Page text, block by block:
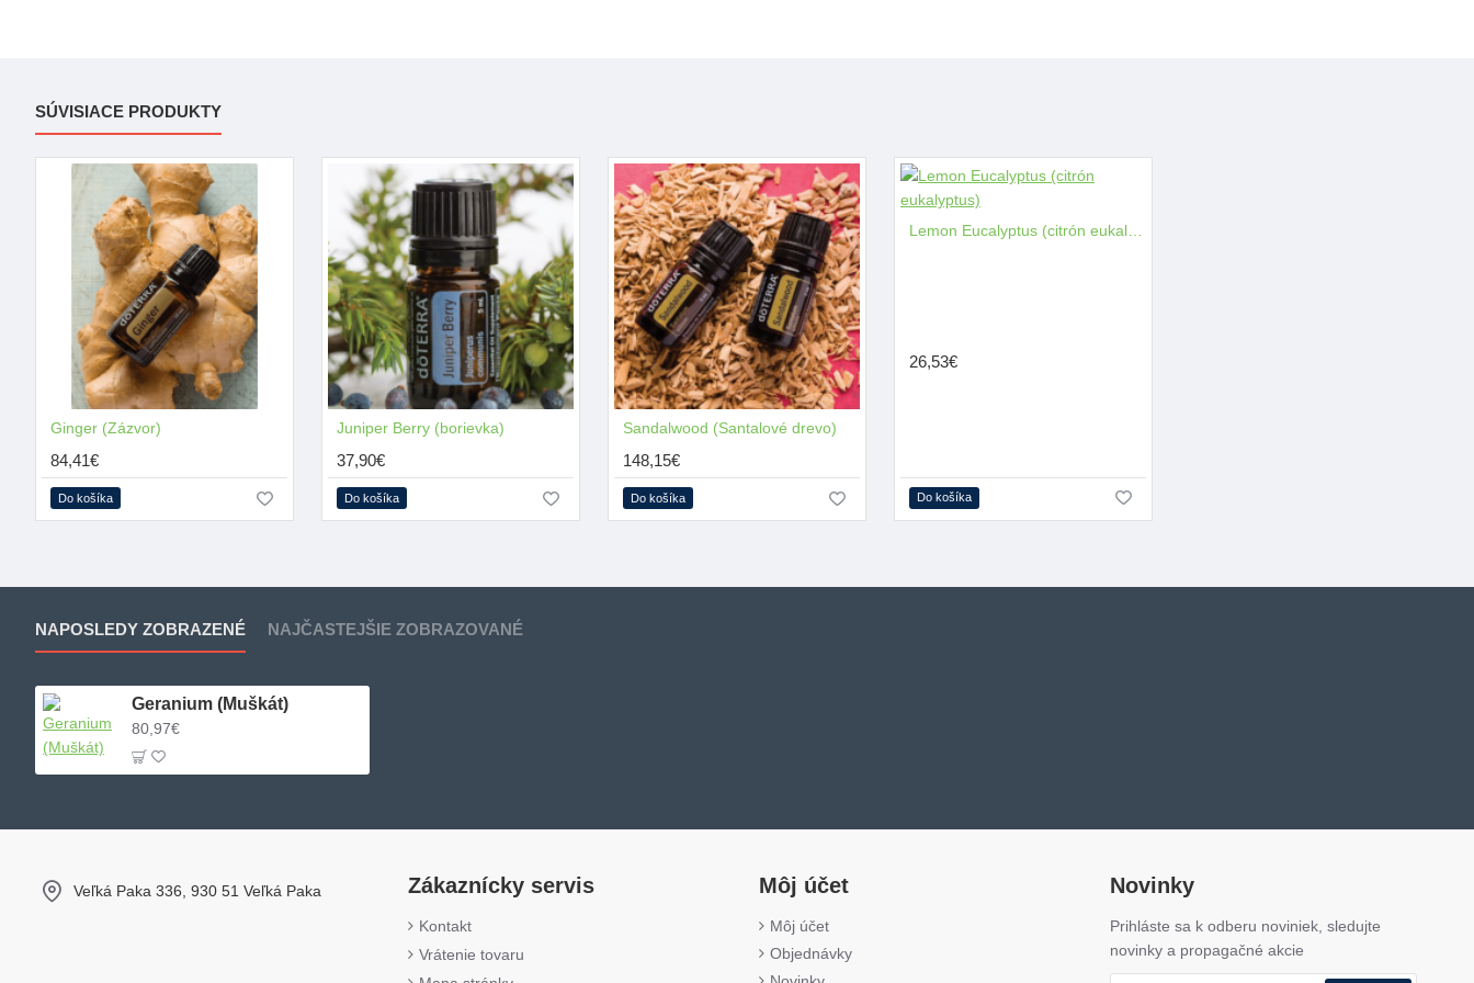
pokojným a šťastným momentom. Môže tiež pomocť uľaviť od nervového vypätia a stresu,
vyrovnať emócie, pozdvihnúť ducha a podporiť pokoj, pocit blaha a nádeje.
Môže sa miešať so všetkými druhmi olejov.
SÚVISIACE PRODUKTY
Ginger (Zázvor)
84,41€
Do košíka
Juniper Berry (borievka)
37,90€
Do košíka
Sandalwood (Santalové drevo)
148,15€
Do košíka
NOVÉLemon Eucalyptus (citrón eukalyptus)
26,53€
Do košíka
NAPOSLEDY ZOBRAZENÉ NAJČASTEJŠIE ZOBRAZOVANÉ
Geranium (Muškát)
80,97€
Veľká Paka 336, 930 51 Veľká Paka Zákaznícky servis
Kontakt
Vrátenie tovaru
Môj účet
Môj účet
Objednávky
Novinky
Prihláste sa k odberu noviniek, sledujte
novinky a propagačné akcie